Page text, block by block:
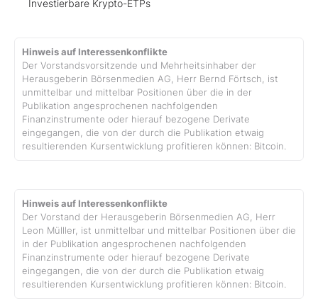
Investierbare Krypto-ETPs
Hinweis auf Interessenkonflikte
Der Vorstandsvorsitzende und Mehrheitsinhaber der
Herausgeberin Börsenmedien AG, Herr Bernd Förtsch, ist
unmittelbar und mittelbar Positionen über die in der
Publikation angesprochenen nachfolgenden
Finanzinstrumente oder hierauf bezogene Derivate
eingegangen, die von der durch die Publikation etwaig
resultierenden Kursentwicklung profitieren können: Bitcoin.
Hinweis auf Interessenkonflikte
Der Vorstand der Herausgeberin Börsenmedien AG, Herr
Leon Mülller, ist unmittelbar und mittelbar Positionen über die
in der Publikation angesprochenen nachfolgenden
Finanzinstrumente oder hierauf bezogene Derivate
eingegangen, die von der durch die Publikation etwaig
resultierenden Kursentwicklung profitieren können: Bitcoin.